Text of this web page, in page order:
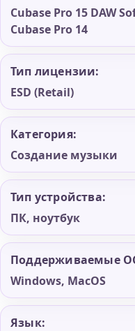
Cubase Pro 15 DAW
Cubase Pro 14
Тип лицензии:
ESD (Retail)
Категория:
Создание музыки
Тип устройства:
ПК, ноутбук
Поддерживаемые
Windows, MacOS
Язык: